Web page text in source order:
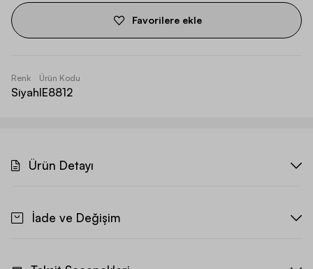
Favorilere ekle
Renk
Siyah
Ürün Kodu
IE8812
Ürün Detayı
İade ve Değişim